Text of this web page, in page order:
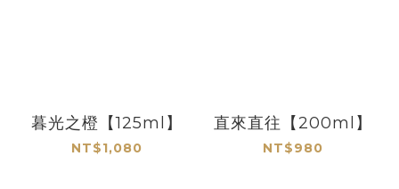
暮光之橙【125ml】
NT$1,080
直來直往【200ml】
NT$980